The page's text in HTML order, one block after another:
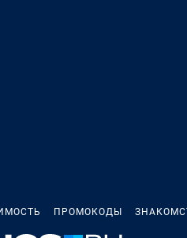
ПРОМОКОДЫ